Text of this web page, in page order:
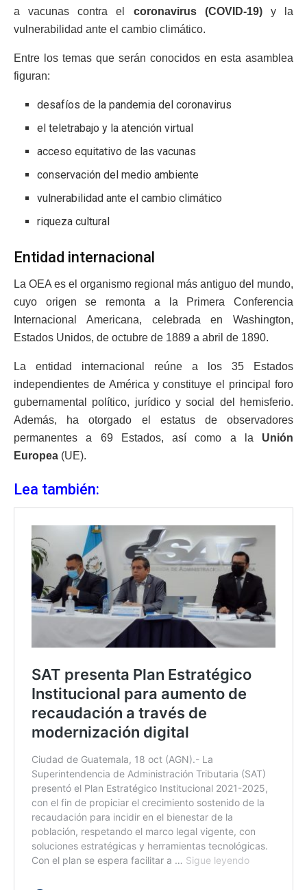
a vacunas contra el coronavirus (COVID-19)y la
vulnerabilidad ante el cambio climático.
Entre los temas que serán conocidos en esta asamblea
figuran:
desafíos de la pandemia del coronavirus
el teletrabajo y la atención virtual
acceso equitativo de las vacunas
conservación del medio ambiente
vulnerabilidad ante el cambio climático
riqueza cultural
Entidad internacional
La OEA es el organismo regional más antiguo del mundo,
cuyo origen se remonta a la Primera Conferencia
Internacional Americana, celebrada en Washington,
Estados Unidos, de octubre de 1889 a abril de 1890.
La entidad internacional reúne a los 35 Estados
independientes de América y constituye el principal foro
gubernamental político, jurídico y social del hemisferio.
Además, ha otorgado el estatus de observadores
permanentes a 69 Estados, así como a la Unión
Europea (UE).
Lea también: